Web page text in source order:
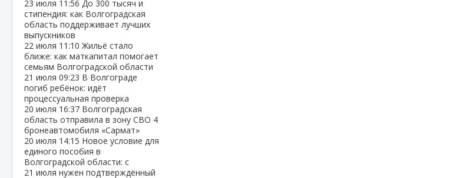
23 июля 11:56 До 300 тысяч и
стипендия: как Волгоградская
область поддерживает лучших
выпускников
22 июля 11:10Жильё стало
ближе: как маткапитал помогает
семьям Волгоградской области
21 июля 09:23 В Волгограде
погиб ребёнок: идёт
процессуальная проверка
20 июля 16:37 Волгоградская
область отправила в зону СВО 4
бронеавтомобиля «Сармат»
20 июля 14:15 Новое условие для
единого пособия в
Волгоградской области: с
21 июля нужен подтверждённый